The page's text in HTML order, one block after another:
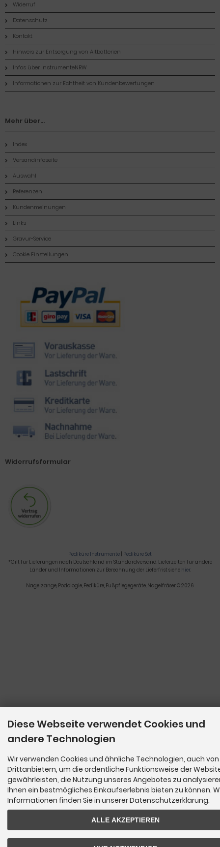
Widerruf
Datenschutz
Kontakt
Hinweis zur Entsorgung von Altbatterien
Infos über InstrumenteNRW
Informationen zur Echtheit von Kundenbewertungen
Mehr über...
Index
Versandinfoseite
Auswahl
Referenzen
Kundenmeinungen
Links
Gravur-Service
Cookie Einstellungen
Zahlungsmethoden
Widerrufsformular
Pediküre Instrumente | Pediküre Set
*Gilt für Lieferungen nach Deutschland im Standardversand. Lieferzeiten für andere
Länder und Informationen zur Berechnung der Lieferfrist siehe hier.
Nagelzange, Podologie, Pediküre, Fußpflegegeräte, Nagelfräser © 2026
Diese Webseite verwendet Cookies und
andere Technologien
Wir verwenden Cookies und ähnliche Technologien, auch von
Drittanbietern, um die ordentliche Funktionsweise der
gewährleisten, die Nutzung unseres Angebotes zu
Ihnen ein bestmögliches Einkaufserlebnis bieten zu können.
Informationen finden Sie in unserer Datenschutzerklärung.
ALLE AKZEPTIEREN